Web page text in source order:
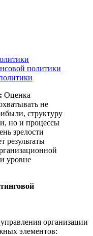
политики
Оценка
не
структуру
но и процессы
зрелости
результаты
уровне
организации
элементов: